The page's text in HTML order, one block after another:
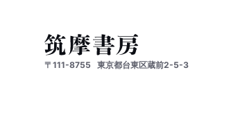
〒111-8755 東京都台東区蔵前2-5-3